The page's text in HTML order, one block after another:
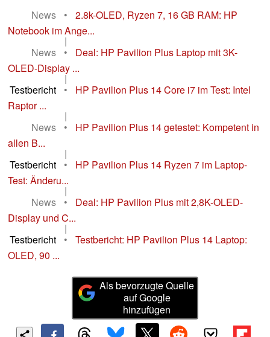
News
•
2.8k-OLED, Ryzen 7, 16 GB RAM: HP
Notebook im Ange...
|
News
•
Deal: HP Pavilion Plus Laptop mit 3K-
OLED-Display ...
|
Testbericht
•
HP Pavilion Plus 14 Core i7 im Test: Intel
Raptor ...
|
News
•
HP Pavilion Plus 14 getestet: Kompetent in
allen B...
|
Testbericht
•
HP Pavilion Plus 14 Ryzen 7 im Laptop-
Test: Änderu...
|
News
•
Deal: HP Pavilion Plus mit 2,8K-OLED-
Display und C...
|
Testbericht
•
Testbericht: HP Pavilion Plus 14 Laptop:
OLED, 90 ...
Als bevorzugte Quelle
auf Google
hinzufügen